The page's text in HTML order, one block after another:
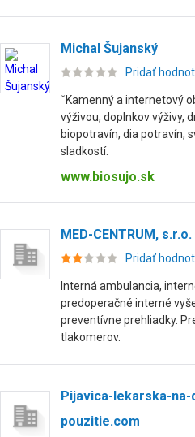
Michal Šujanský
Pridať
ˇKamenný a internetový
výživou, doplnkov výživy,
biopotravín, dia potravín,
sladkostí.
www.biosujo.sk
MED-CENTRUM, s.r.o.
Pridať
Interná ambulancia,
predoperačné interné
preventívne prehliadky.
tlakomerov.
Pijavica-lekarska-na-
pouzitie.com